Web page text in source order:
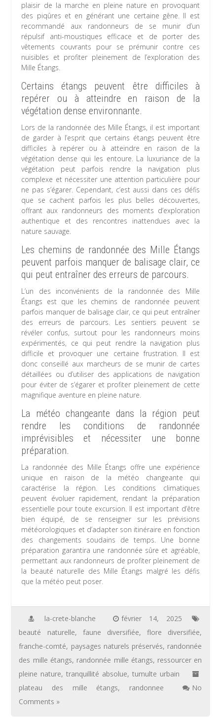
plaisir de la marche en pleine nature en provoquant
des piqûres et en générant une certaine gêne. Il est
recommandé aux randonneurs de se munir d’un
répulsif anti-moustiques efficace et de porter des
vêtements couvrants pour se prémunir contre ces
nuisibles et profiter pleinement de l’exploration des
Mille Étangs.
Certains étangs peuvent être difficiles à
repérer ou à atteindre en raison de la
végétation dense environnante.
Lors de la randonnée des Mille Étangs, il est important
de garder à l’esprit que certains étangs peuvent être
difficiles à repérer ou à atteindre en raison de la
végétation dense qui les entoure. La luxuriance de la
végétation peut parfois rendre la navigation plus
complexe et nécessiter une attention particulière pour
ne pas s’égarer. Cependant, c’est aussi dans ces défis
que se cachent parfois les plus belles découvertes,
offrant aux randonneurs des moments d’exploration
authentique et des rencontres inattendues avec la
nature sauvage.
Les chemins de randonnée des Mille Étangs
peuvent parfois manquer de balisage clair, ce
qui peut entraîner des erreurs de parcours.
L’un des inconvénients de la randonnée des Mille
Étangs est que les chemins de randonnée peuvent
parfois manquer de balisage clair, ce qui peut entraîner
des erreurs de parcours. Les sentiers peuvent se
révéler confus, surtout pour les randonneurs moins
expérimentés, ce qui peut rendre la navigation plus
difficile et provoquer une certaine frustration. Il est
donc conseillé aux marcheurs de se munir de cartes
détaillées ou d’utiliser des applications de navigation
pour éviter de s’égarer et profiter pleinement de cette
magnifique aventure en pleine nature.
La météo changeante dans la région peut
rendre les conditions de randonnée
imprévisibles et nécessiter une bonne
préparation.
La randonnée des Mille Étangs offre une expérience
unique en raison de la météo changeante qui
caractérise la région. Les conditions climatiques
peuvent évoluer rapidement, rendant la préparation
essentielle pour toute excursion. Il est important d’être
bien équipé, de se renseigner sur les prévisions
météorologiques et d’adapter son itinéraire en fonction
des changements soudains de temps. Une bonne
préparation garantira une randonnée sûre et agréable,
permettant aux randonneurs de profiter pleinement de
la beauté naturelle des Mille Étangs malgré les défis
que la météo peut poser.
la-crete-blanche
février 14, 2025
beauté naturelle, faune diversifiée,flore diversifiée,
franche-comté, paysages naturels préservés, randonnée
des mille étangs, randonnée mille étangs, ressourcer en
pleine nature,tranquillité absolue,tumulte urbain
plateau des mille étangs, randonnee
No
Comments »